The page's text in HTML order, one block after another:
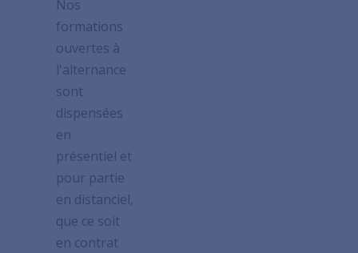
Nos
formations
ouvertes à
l'alternance
sont
dispensées
en
présentiel et
pour partie
en distanciel,
que ce soit
en contrat